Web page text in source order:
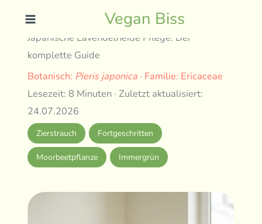
content
Vegan Biss
Japanische Lavendelheide Pflege: Der
komplette Guide
Botanisch: Pieris japonica · Familie: Ericaceae
Lesezeit: 8 Minuten · Zuletzt aktualisiert:
24.07.2026
Zierstrauch Fortgeschritten
Moorbeetpflanze Immergrün